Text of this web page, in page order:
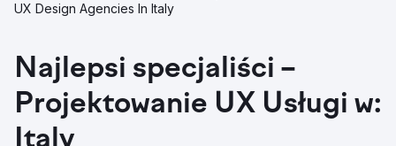
UX Design Agencies In Italy
Najlepsi specjaliści –
Projektowanie UX Usługi w: